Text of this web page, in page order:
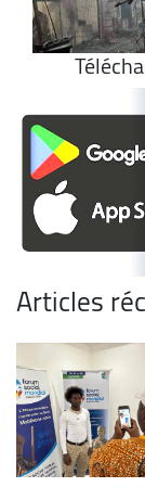
Articles